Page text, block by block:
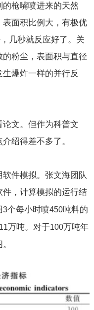
枪嘴喷进来的天然
面积比例大，有极优
几秒就反应好了。关
粉尘，表面积与直径
爆炸一样的并行反
文。但作为科普文
绍得差不多了。
件模拟。张文海团队
件，计算模拟的运行结
3个每小时喷450吨料的
万吨。对于100万吨年